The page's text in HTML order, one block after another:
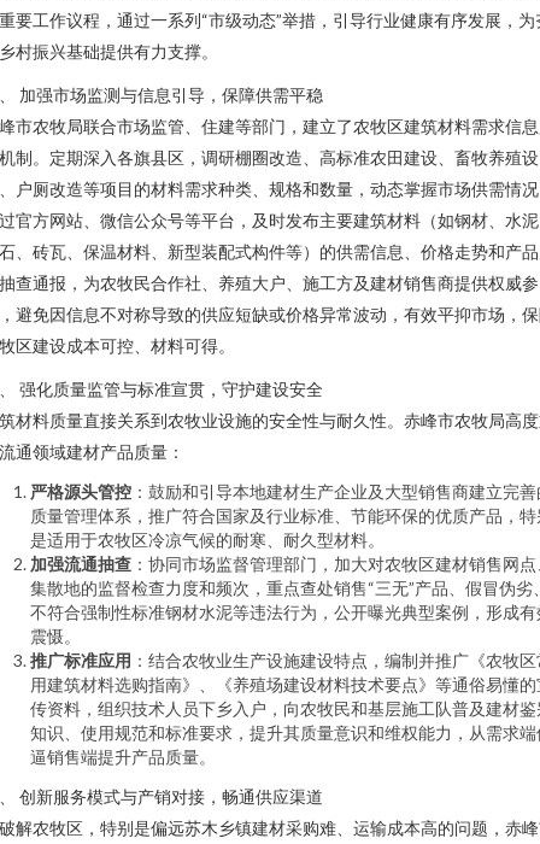
要工作议程，通过一系列“市级动态”举措，引导行业健康有序发展，为
村振兴基础提供有力支撑。
加强市场监测与信息引导，保障供需平稳
市农牧局联合市场监管、住建等部门，建立了农牧区建筑材料需求信
制。定期深入各旗县区，调研棚圈改造、高标准农田建设、畜牧养殖设
户厕改造等项目的材料需求种类、规格和数量，动态掌握市场供需情
官方网站、微信公众号等平台，及时发布主要建筑材料（如钢材、水
、砖瓦、保温材料、新型装配式构件等）的供需信息、价格走势和产
查通报，为农牧民合作社、养殖大户、施工方及建材销售商提供权威参
避免因信息不对称导致的供应短缺或价格异常波动，有效平抑市场，
区建设成本可控、材料可得。
强化质量监管与标准宣贯，守护建设安全
材料质量直接关系到农牧业设施的安全性与耐久性。赤峰市农牧局高
通领域建材产品质量：
严格源头管控 ：鼓励和引导本地建材生产企业及大型销售商建立完善
质量管理体系，推广符合国家及行业标准、节能环保的优质产品，特
是适用于农牧区冷凉气候的耐寒、耐久型材料。
加强流通抽查 ：协同市场监督管理部门，加大对农牧区建材销售网点
集散地的监督检查力度和频次，重点查处销售“三无”产品、假冒伪劣
不符合强制性标准钢材水泥等违法行为，公开曝光典型案例，形成有
震慑。
推广标准应用 ：结合农牧业生产设施建设特点，编制并推广《农牧区
用建筑材料选购指南》、《养殖场建设材料技术要点》等通俗易懂的
传资料，组织技术人员下乡入户，向农牧民和基层施工队普及建材鉴
知识、使用规范和标准要求，提升其质量意识和维权能力，从需求端
逼销售端提升产品质量。
创新服务模式与产销对接，畅通供应渠道
解农牧区，特别是偏远苏木乡镇建材采购难、运输成本高的问题，赤